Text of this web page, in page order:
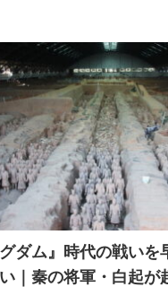
グダム』時代の戦いを
｜秦の将軍・白起が